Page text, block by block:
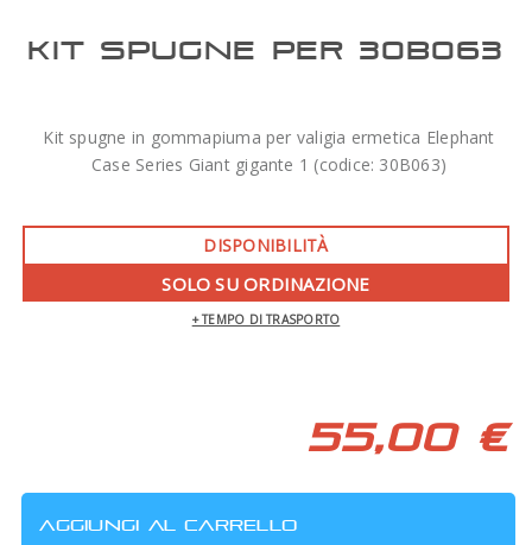
KIT SPUGNE PER 30B063
Kit spugne in gommapiuma per valigia ermetica Elephant
Case Series Giant gigante 1 (codice: 30B063)
DISPONIBILITÀ
SOLO SU ORDINAZIONE
+ TEMPO DI TRASPORTO
55,00 €